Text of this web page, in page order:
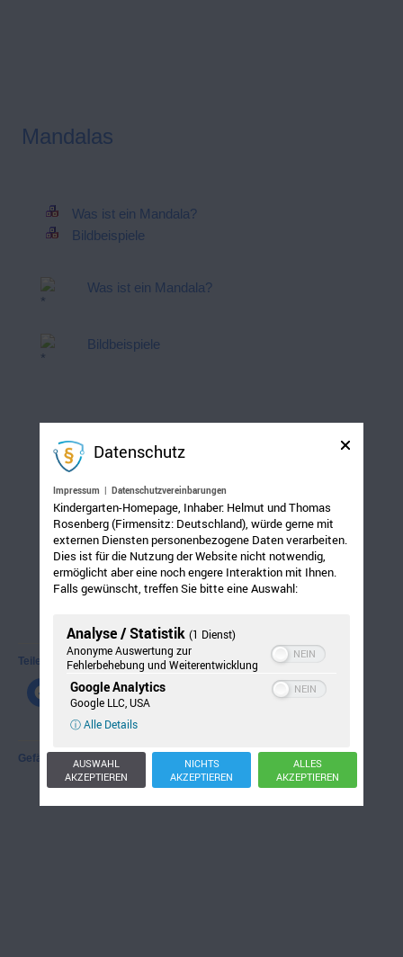
Mandalas
Was ist ein Mandala?
Bildbeispiele
Was ist ein Mandala?
Bildbeispiele
Teilen mit:
Gefällt mir:
Datenschutz
Impressum | Datenschutzvereinbarungen
Kindergarten-Homepage, Inhaber: Helmut und Thomas
Rosenberg (Firmensitz: Deutschland), würde gerne mit
externen Diensten personenbezogene Daten verarbeiten.
Dies ist für die Nutzung der Website nicht notwendig,
ermöglicht aber eine noch engere Interaktion mit Ihnen.
Falls gewünscht, treffen Sie bitte eine Auswahl:
Analyse / Statistik (1 Dienst)
Anonyme Auswertung zur
Fehlerbehebung und Weiterentwicklung
Google Analytics
Google LLC, USA
ⓘ Alle Details
AUSWAHL
AKZEPTIEREN
NICHTS
AKZEPTIEREN
ALLES
AKZEPTIEREN